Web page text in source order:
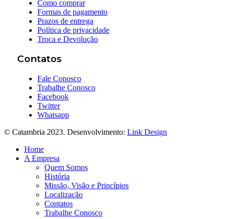
Como comprar
Formas de pagamento
Prazos de entrega
Política de privacidade
Troca e Devolução
Contatos
Fale Conosco
Trabalhe Conosco
Facebook
Twitter
Whatsapp
© Catambria 2023. Desenvolvimento: Link Design
Home
A Empresa
Quem Somos
História
Missão, Visão e Princípios
Localização
Contatos
Trabalhe Conosco